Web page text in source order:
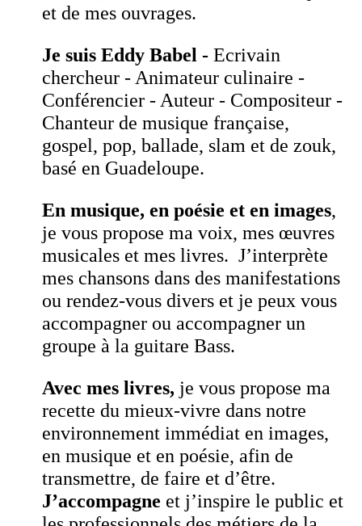
et de mes ouvrages.
Je suis Eddy Babel - Ecrivain
chercheur - Animateur culinaire -
Conférencier - Auteur - Compositeur -
Chanteur de musique française,
gospel, pop, ballade, slam et de zouk,
basé en Guadeloupe.
En musique, en poésie et en images,
je vous propose ma voix, mes œuvres
musicales et mes livres. J’interprète
mes chansons dans des manifestations
ou rendez-vous divers et je peux vous
accompagner ou accompagner un
groupe à la guitare Bass.
Avec mes livres, je vous propose ma
recette du mieux-vivre dans notre
environnement immédiat en images,
en musique et en poésie, afin de
transmettre, de faire et d’être.
J’accompagne et j’inspire le public et